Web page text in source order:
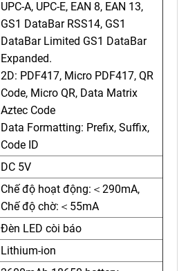
UPC-A, UPC-E, EAN 8, EAN 13,
GS1 DataBar RSS14, GS1
DataBar Limited GS1 DataBar
Expanded.
2D: PDF417, Micro PDF417, QR
Code, Micro QR, Data Matrix
Aztec Code
Data Formatting: Prefix, Suffix,
Code ID
DC 5V
Chế độ hoạt động:＜290mA,
Chế độ chờ:＜55mA
Đèn LED còi báo
Lithium-ion